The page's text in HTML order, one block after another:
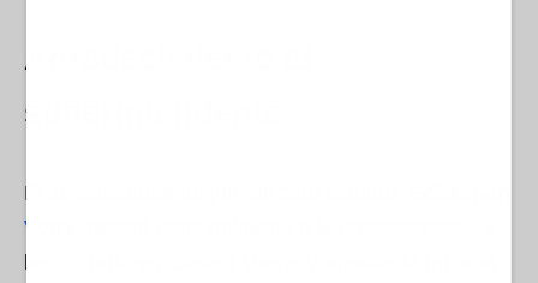
Agradecimiento al
superintendente
El superintendente jefe de San Urbano,
Vega
los corredores. Deseó suerte y agradeció tanto el